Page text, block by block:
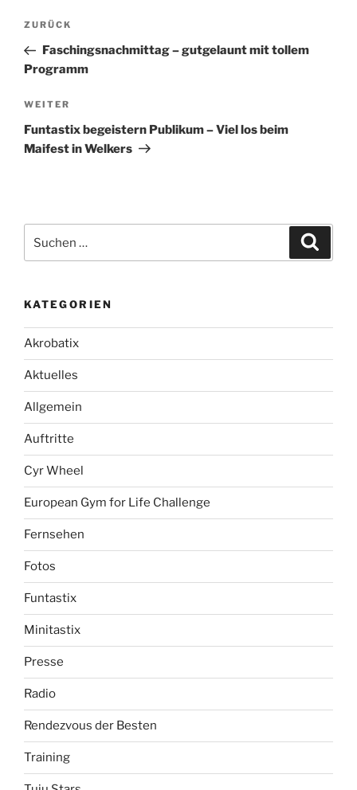
Beitragsnavigation
Vorheriger
Beitrag
ZURÜCK
Faschingsnachmittag – gutgelaunt mit tollem
Programm
Nächster
Beitrag
WEITER
Funtastix begeistern Publikum – Viel los beim
Maifest in Welkers
nach:
KATEGORIEN
Akrobatix
Aktuelles
Allgemein
Auftritte
Cyr Wheel
European Gym for Life Challenge
Fernsehen
Fotos
Funtastix
Minitastix
Presse
Radio
Rendezvous der Besten
Training